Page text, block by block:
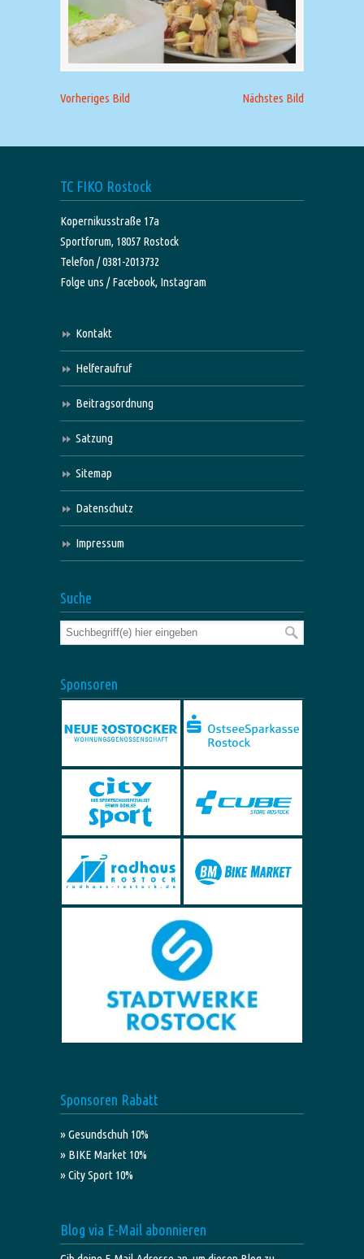
Vorheriges Bild Nächstes Bild
TC FIKO Rostock
Kopernikusstraße 17a
Sportforum, 18057 Rostock
Telefon / 0381-2013732
Folge uns /Facebook, Instagram
Kontakt
Helferaufruf
Beitragsordnung
Satzung
Sitemap
Datenschutz
Impressum
Suche
Sponsoren
Sponsoren Rabatt
» Gesundschuh 10%
» BIKE Market 10%
» City Sport 10%
Blog via E-Mail abonnieren